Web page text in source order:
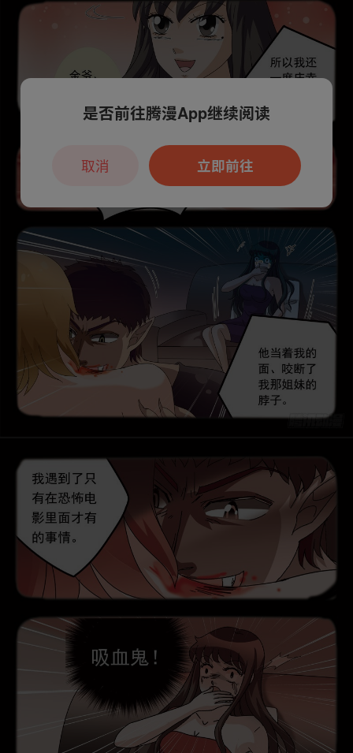
是否前往腾漫App继续阅读
立即前往
取消